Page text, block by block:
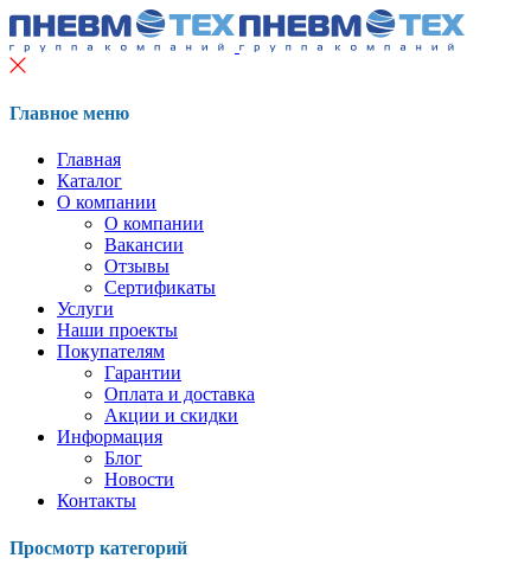
Главное меню
Главная
Каталог
О компании
О компании
Вакансии
Отзывы
Сертификаты
Услуги
Наши проекты
Покупателям
Гарантии
Оплата и доставка
Акции и скидки
Информация
Блог
Новости
Контакты
Просмотр категорий